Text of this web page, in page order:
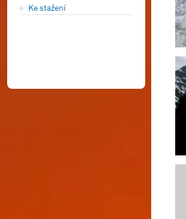
Ke stažení